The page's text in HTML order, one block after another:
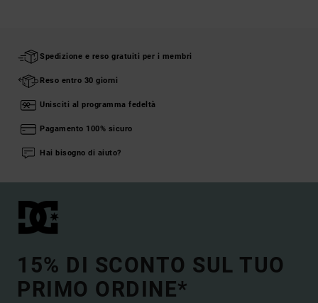
Spedizione e reso gratuiti per i membri
Reso entro 30 giorni
Unisciti al programma fedeltà
Pagamento 100% sicuro
Hai bisogno di aiuto?
15% DI SCONTO SUL TUO
PRIMO ORDINE*